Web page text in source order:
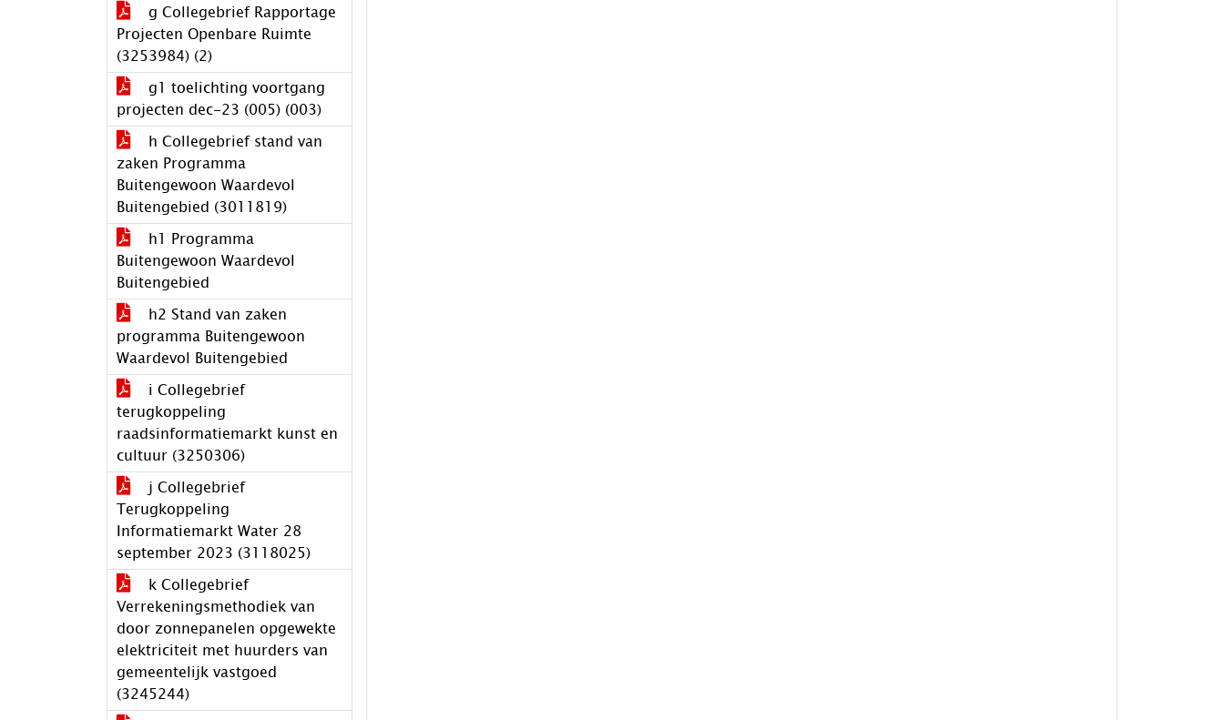
g Collegebrief Rapportage
Projecten Openbare Ruimte
(3253984) (2)
g1 toelichting voortgang
projecten dec-23 (005) (003)
h Collegebrief stand van
zaken Programma
Buitengewoon Waardevol
Buitengebied (3011819)
h1 Programma
Buitengewoon Waardevol
Buitengebied
h2 Stand van zaken
programma Buitengewoon
Waardevol Buitengebied
i Collegebrief
terugkoppeling
raadsinformatiemarkt kunst en
cultuur (3250306)
j Collegebrief
Terugkoppeling
Informatiemarkt Water 28
september 2023 (3118025)
k Collegebrief
Verrekeningsmethodiek van
door zonnepanelen opgewekte
elektriciteit met huurders van
gemeentelijk vastgoed
(3245244)